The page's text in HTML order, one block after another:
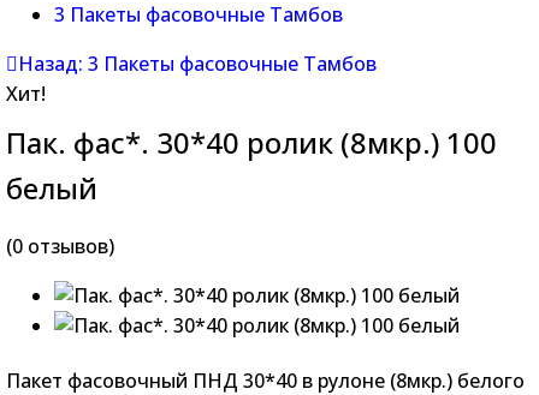
3 Пакеты фасовочные Тамбов
Назад: 3 Пакеты фасовочные Тамбов
Хит!
Пак. фас*. 30*40 ролик (8мкр.) 100
белый
(0 отзывов)
Пакет фасовочный ПНД 30*40 в рулоне (8мкр.) белого